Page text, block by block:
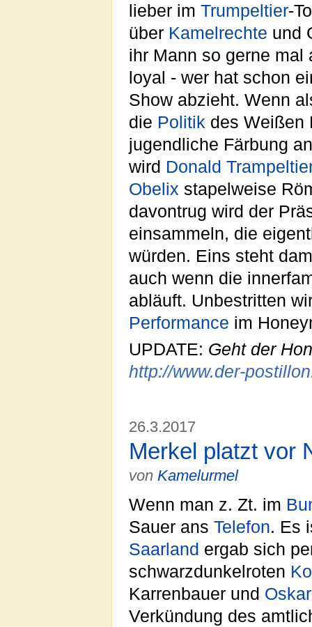
lieber im Trumpeltier-
über Kamelrechte und
ihr Mann so gerne mal
loyal - wer hat schon
Show abzieht. Wenn
die Politik des Weißen
jugendliche Färbung
wird Donald
Obelix stapelweise
davontrug wird der
einsammeln, die
würden. Eins steht
auch wenn die
abläuft. Unbestritten
Performance im
UPDATE: Geht der
http://www.der-
26.3.2017
Merkel platzt vor
von Kamelurmel
Wenn man z. Zt. im
Sauer ans Telefon. Es
Saarland ergab sich
schwarzdunkelroten
Karrenbauer und
Verkündung des